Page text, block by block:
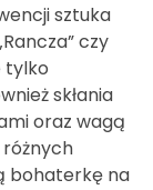
sztuka
czy
tylko
skłania
oraz wagą
bohaterkę na